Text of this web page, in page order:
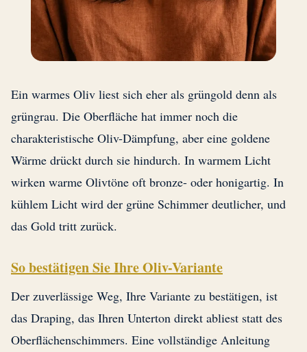
Ein warmes Oliv liest sich eher als grüngold denn als
grüngrau. Die Oberfläche hat immer noch die
charakteristische Oliv-Dämpfung, aber eine goldene
Wärme drückt durch sie hindurch. In warmem Licht
wirken warme Olivtöne oft bronze- oder honigartig. In
kühlem Licht wird der grüne Schimmer deutlicher, und
das Gold tritt zurück.
So bestätigen Sie Ihre Oliv-Variante
Der zuverlässige Weg, Ihre Variante zu bestätigen, ist
das Draping, das Ihren Unterton direkt abliest statt des
Oberflächenschimmers. Eine vollständige Anleitung